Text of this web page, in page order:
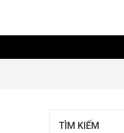
TÌM KIẾM